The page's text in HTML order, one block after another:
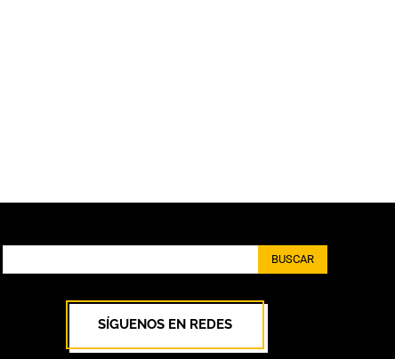
BUSCAR
SÍGUENOS EN REDES